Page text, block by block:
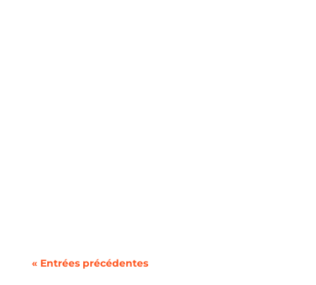
« Entrées précédentes